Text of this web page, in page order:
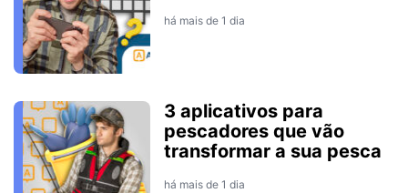
há mais de 1 dia
3 aplicativos para
pescadores que vão
transformar a sua pesca
há mais de 1 dia